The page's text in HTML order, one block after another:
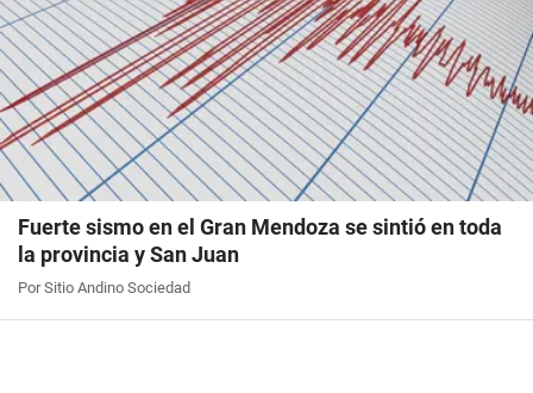
Fuerte sismo en el Gran Mendoza se sintió en toda
la provincia y San Juan
Por Sitio Andino Sociedad